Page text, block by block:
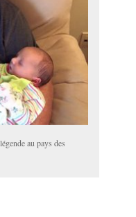
au pays des